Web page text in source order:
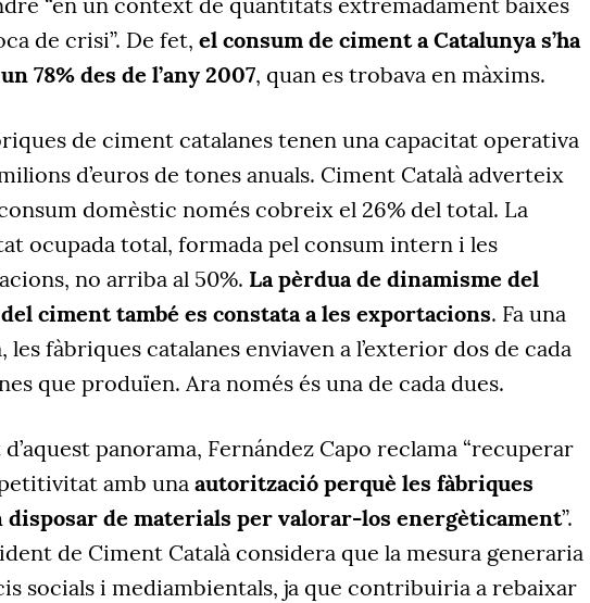
de crisi”. De fet, el consum de ciment a Catalunya s’ha
78% des de l’any 2007, quan es trobava en màxims.
de ciment catalanes tenen una capacitat operativa
d’euros de tones anuals. Ciment Català adverteix
domèstic només cobreix el 26% del total. La
ocupada total, formada pel consum intern i les
no arriba al 50%. La pèrdua de dinamisme del
ciment també es constata a les exportacions. Fa una
les fàbriques catalanes enviaven a l’exterior dos de cada
que produïen. Ara només és una de cada dues.
d’aquest panorama, Fernández Capo reclama “recuperar
amb unaautorització perquè les fàbriques
disposar de materials per valorar-los energèticament”.
de Ciment Català considera que la mesura generaria
socials i mediambientals, ja que contribuiria a rebaixar